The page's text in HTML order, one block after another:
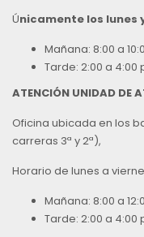
Únicamente los lunes
Mañana: 8:00 a
Tarde: 2:00 a 4:00
ATENCIÓN UNIDAD DE
Oficina ubicada en los
carreras 3ª y 2ª),
Horario de lunes a
Mañana: 8:00 a
Tarde: 2:00 a 4:00